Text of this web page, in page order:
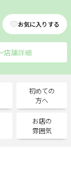
お気に入りする
店舗詳細
初めての
方へ
お店の
雰囲気